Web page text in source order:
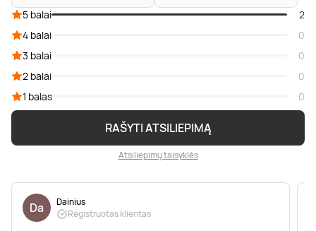
RAŠYTI ATSILIEPIMĄ
Atsiliepimų taisyklės
5 balai
2
4 balai
0
3 balai
0
2 balai
0
1 balas
0
Da
Dainius
Registruotas klientas